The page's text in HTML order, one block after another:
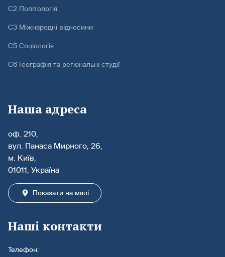
С2 Політологія
С3 Міжнародні відносини
С5 Соціологія
С6 Географія та регіональні студії
Наша адреса
оф. 210,
вул. Панаса Мирного, 26,
м. Київ,
01011, Україна
Показати на мапі
Наші контакти
Телефон: